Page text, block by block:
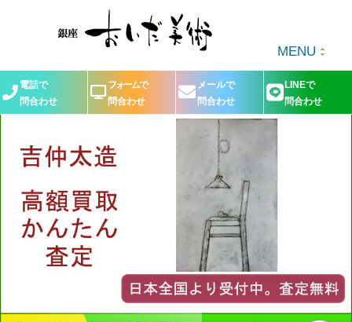
MENU
電話で
問合わせ
フォームで
問合わせ
メールで
問合わせ
LINEで
問合わせ